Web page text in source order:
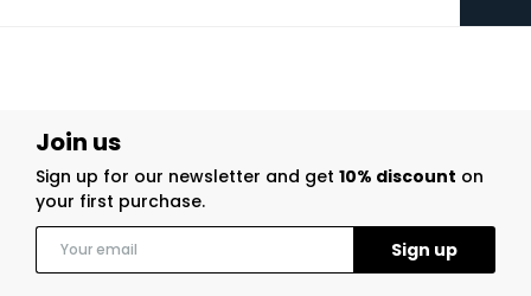
Join us
Sign up for our newsletter and get 10% discount on
your first purchase.